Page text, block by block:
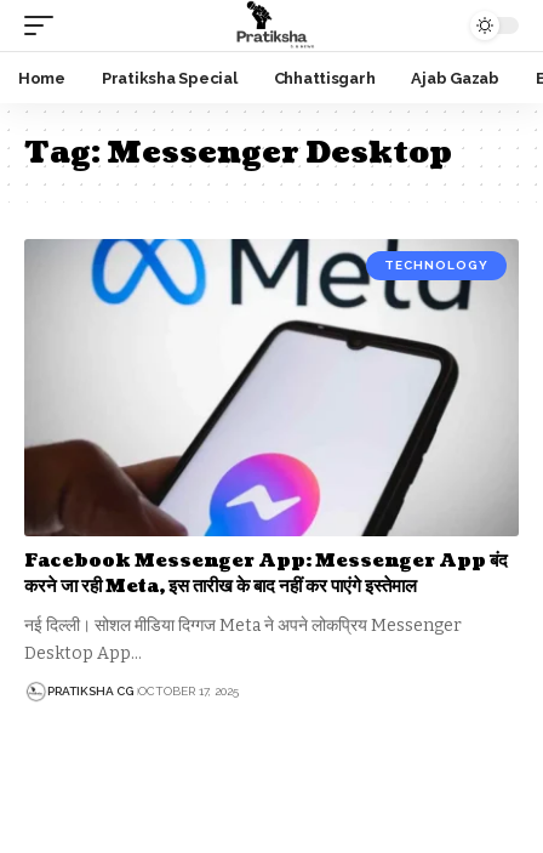
Home Pratiksha Special Chhattisgarh Ajab Gazab
Tag:Messenger Desktop
TECHNOLOGY
Facebook Messenger App: Messenger App बंद
करने जा रही Meta, इस तारीख के बाद नहीं कर पाएंगे इस्तेमाल
नई दिल्ली। सोशल मीडिया दिग्गज Meta ने अपने लोकप्रिय Messenger
Desktop App…
PRATIKSHA CG OCTOBER 17, 2025